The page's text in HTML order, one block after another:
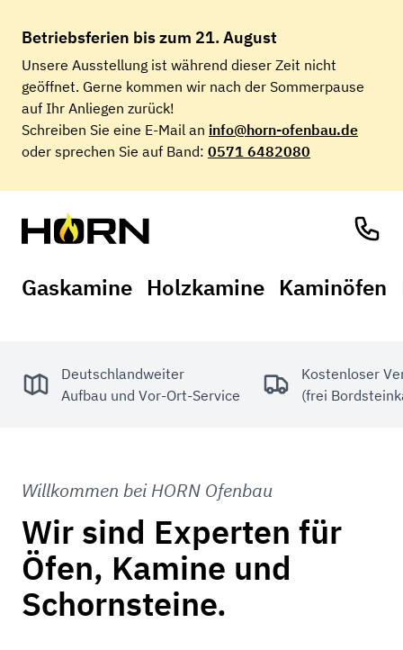
Betriebsferien bis zum 21. August
Unsere Ausstellung ist während dieser Zeit nicht
geöffnet. Gerne kommen wir nach der Sommerpause
auf Ihr Anliegen zurück!
Schreiben Sie eine E-Mail an info@horn-ofenbau.de
oder sprechen Sie auf Band: 0571 6482080
Gaskamine Holzkamine Kaminöfen
Deutschlandweiter
Aufbau und Vor-Ort-Service
Kostenloser
(frei
Wir sind Experten für
Öfen, Kamine und
Schornsteine.
Willkommen bei HORN Ofenbau